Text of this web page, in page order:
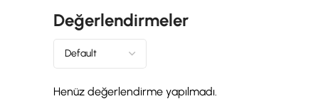
Değerlendirmeler
Henüz değerlendirme yapılmadı.